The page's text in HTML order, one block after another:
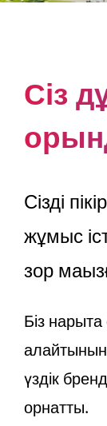
Сіз
Сіздің
жұмыс
зор
Біз
үздік
орнаттық.